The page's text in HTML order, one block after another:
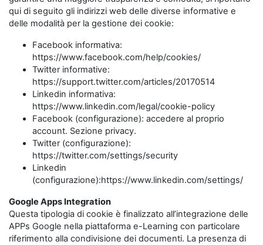
qui di seguito gli indirizzi web delle diverse informative e
delle modalità per la gestione dei cookie:
Facebook informativa:
https://www.facebook.com/help/cookies/
Twitter informative:
https://support.twitter.com/articles/20170514
Linkedin informativa:
https://www.linkedin.com/legal/cookie-policy
Facebook (configurazione): accedere al proprio
account. Sezione privacy.
Twitter (configurazione):
https://twitter.com/settings/security
Linkedin
(configurazione):https://www.linkedin.com/settings/
Google Apps Integration
Questa tipologia di cookie è finalizzato all’integrazione delle
APPs Google nella piattaforma e-Learning con particolare
riferimento alla condivisione dei documenti. La presenza di